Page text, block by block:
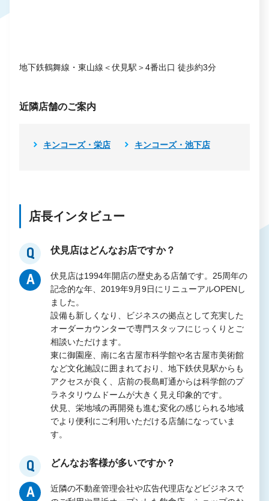
地下鉄鶴舞線・東山線＜伏見駅＞4番出口 徒歩約3分
近隣店舗のご案内
キンコーズ・栄店 キンコーズ・池下店
店長インタビュー
Q 伏見店はどんなお店ですか？
A
伏見店は1994年開店の歴史ある店舗です。25周年の
記念的な年、2019年9月9日にリニューアルOPENし
ました。
設備も新しくなり、ビジネスの拠点として充実した
オーダーカウンターで専門スタッフにじっくりとご
相談いただけます。
東に御園座、南に名古屋市科学館や名古屋市美術館
など文化施設に囲まれており、地下鉄伏見駅からも
アクセスが良く、店前の長島町通からは科学館のプ
ラネタリウムドームが大きく見え印象的です。
伏見、栄地域の再開発も進む変化の感じられる地域
でより便利にご利用いただける店舗になっていま
す。
Q どんなお客様が多いですか？
A
近隣の不動産管理会社や広告代理店などビジネスで